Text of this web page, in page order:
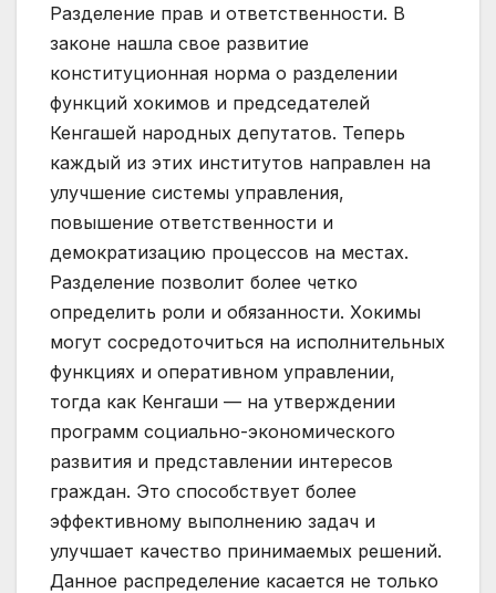
Разделение прав и ответственности. В
законе нашла свое развитие
конституционная норма о разделении
функций хокимов и председателей
Кенгашей народных депутатов. Теперь
каждый из этих институтов направлен на
улучшение системы управления,
повышение ответственности и
демократизацию процессов на местах.
Разделение позволит более четко
определить роли и обязанности. Хокимы
могут сосредоточиться на исполнительных
функциях и оперативном управлении,
тогда как Кенгаши — на утверждении
программ социально-экономического
развития и представлении интересов
граждан. Это способствует более
эффективному выполнению задач и
улучшает качество принимаемых решений.
Данное распределение касается не только